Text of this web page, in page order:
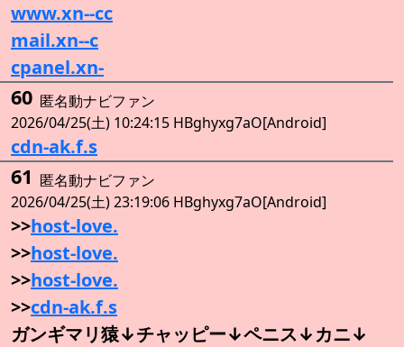
www.xn--cc
mail.xn--c
cpanel.xn-
60 匿名動ナビファン
2026/04/25(土) 10:24:15 HBghyxg7aO[Android]
cdn-ak.f.s
61 匿名動ナビファン
2026/04/25(土) 23:19:06 HBghyxg7aO[Android]
>>host-love.
>>host-love.
>>host-love.
>>cdn-ak.f.s
ガンギマリ猿↓チャッピー↓ペニス↓カニ↓